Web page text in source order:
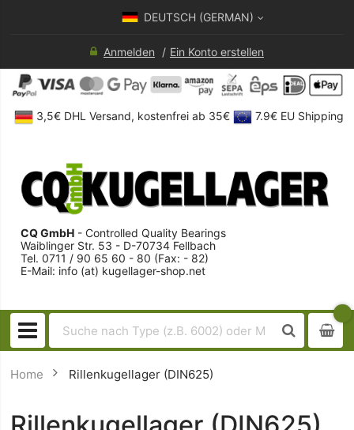
DEUTSCH (GERMAN)
Anmelden Ein Konto erstellen
3,5€ DHL Versand, kostenfrei ab 35€ 7.9€ EU Shipping
CQ GmbH - Controlled Quality Bearings
Waiblinger Str. 53 - D-70734 Fellbach
Tel. 0711 / 90 65 60 - 80 (Fax: - 82)
E-Mail: info (at) kugellager-shop.net
Home Rillenkugellager (DIN625)